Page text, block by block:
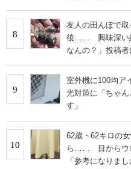
8
友人の田んぼで
後…… 興味深い結
なんの？」投稿
9
室外機に100均
光対策に「ちゃ
す」
10
62歳・62キロの
ら…… 目からウロ
「参考になりまし